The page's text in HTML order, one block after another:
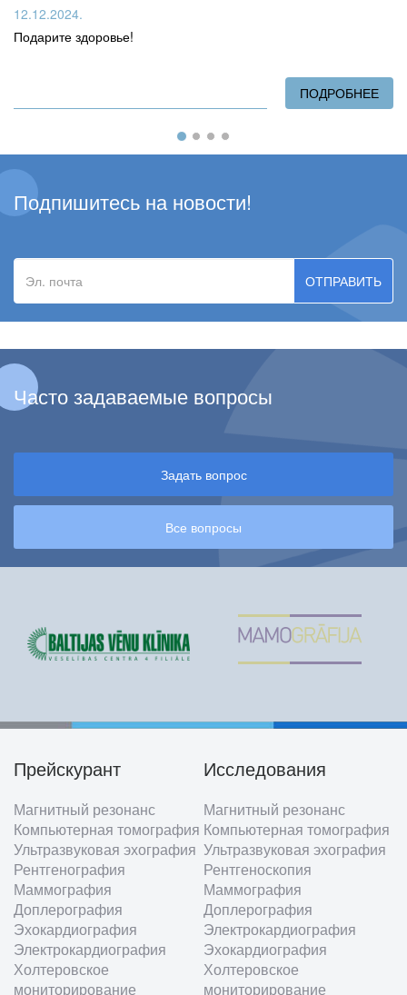
12.12.2024.
Подарите здоровье!
ПОДРОБНЕЕ
Подпишитесь на новости!
Эл.
почта
Часто задаваемые вопросы
Задать вопрос
Все вопросы
Footer
menu
Прейскурант
Магнитный резонанс
Компьютерная томография
Ультразвуковая эхография
Рентгенография
Маммография
Доплерография
Эхокардиография
Электрокардиография
Холтеровское
мониторирование
Исследования
Магнитный резонанс
Компьютерная томография
Ультразвуковая эхография
Рентгеноскопия
Маммография
Доплерография
Электрокардиография
Эхокардиография
Холтеровское
мониторирование